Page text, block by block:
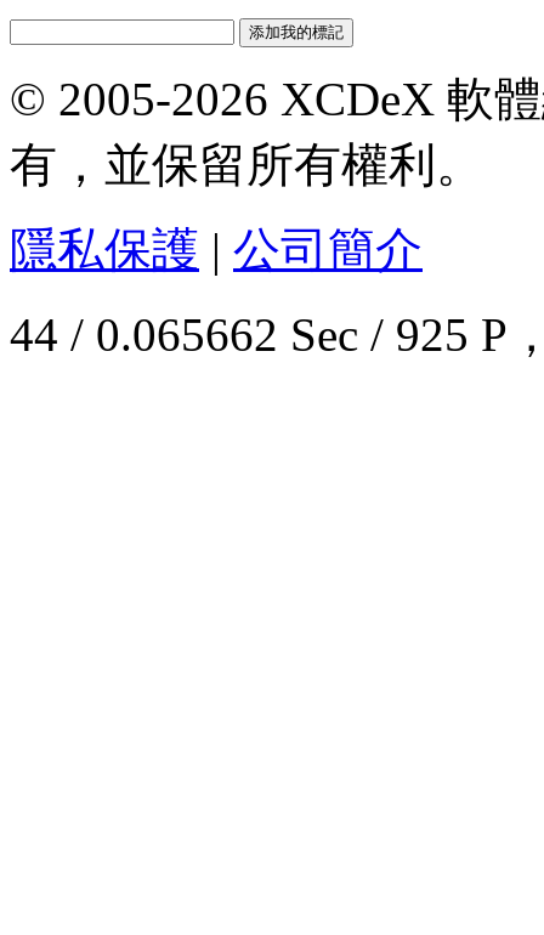
© 2005-2026 XCDeX 軟
有，並保留所有權利。
隱私保護 | 公司簡介
44 / 0.065662 Sec / 925